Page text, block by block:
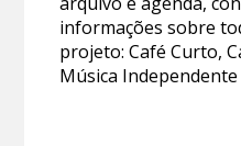
informações sobre
projeto: Café Curto,
Música